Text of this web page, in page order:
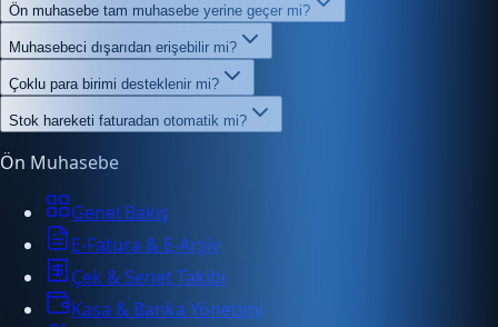
Ön muhasebe tam muhasebe yerine geçer mi?
Muhasebeci dışarıdan erişebilir mi?
Çoklu para birimi desteklenir mi?
Stok hareketi faturadan otomatik mi?
Ön Muhasebe
Genel Bakış
E-Fatura & E-Arşiv
Çek & Senet Takibi
Kasa & Banka Yönetimi